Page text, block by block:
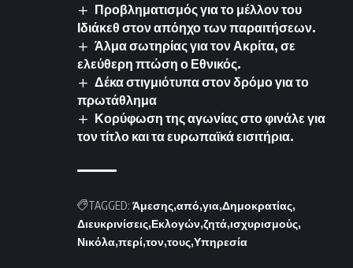
Προβληματισμός για το μέλλον του
Ιδιάκεθ στον απόηχο των παραιτήσεων.
Άλμα σωτηρίας για τον Ακρίτα, σε
ελεύθερη πτώση ο Εθνικός.
Δέκα στιγμιότυπα στον δρόμο για το
πρωτάθλημα
Κορύφωση της αγωνίας στο φινάλε για
τον τίτλο και τα ευρωπαϊκά εισιτήρια.
TAGGED: Άμεσης από για Δημοκρατίας
Διευκρινίσεις Εκλογών ζητά ισχυρισμούς
Νικόλα περί τον τους Υπηρεσία